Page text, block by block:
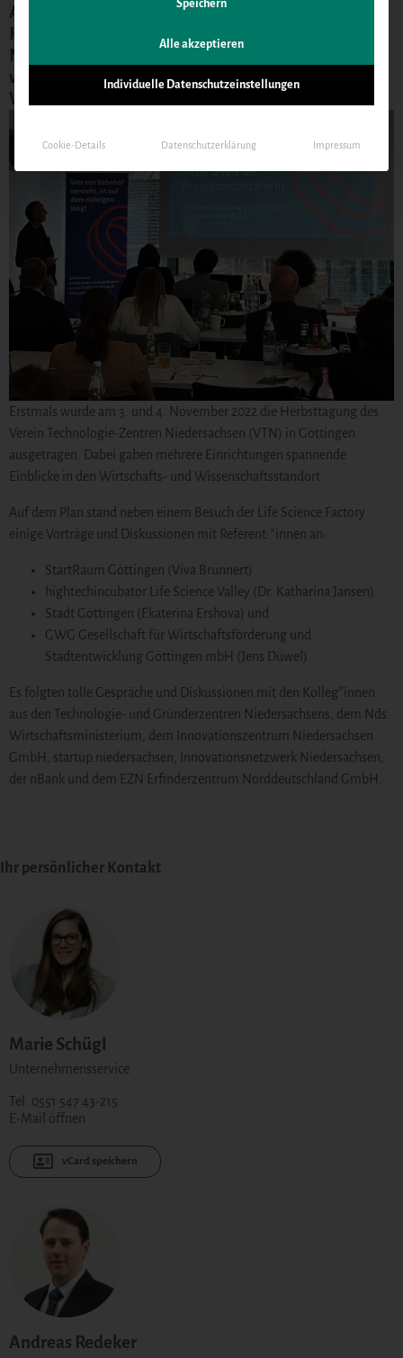
Am 3. und 4. November 2022 fand die
Herbsttagung des Verein Technologie-Zentren
Niedersachsen (VTN) in Göttingen statt. Dabei
wurden Spannende Einblicke in den
Wissenschaftsstandort Göttingen gegeben.
Erstmals wurde am 3. und 4. November 2022 die Herbsttagung des
Verein Technologie-Zentren Niedersachsen (VTN) in Göttingen
ausgetragen. Dabei gaben mehrere Einrichtungen spannende
Einblicke in den Wirtschafts- und Wissenschaftsstandort.
Auf dem Plan stand neben einem Besuch der Life Science Factory
einige Vorträge und Diskussionen mit Referent:*innen an:
StartRaum Göttingen (Viva Brunnert)
hightechincubator Life Science Valley (Dr. Katharina Jansen)
Stadt Göttingen (Ekaterina Ershova) und
GWG Gesellschaft für Wirtschaftsförderung und
Stadtentwicklung Göttingen mbH (Jens Düwel)
Es folgten tolle Gespräche und Diskussionen mit den Kolleg*innen
aus den Technologie- und Gründerzentren Niedersachsens, dem Nds.
Wirtschaftsministerium, dem Innovationszentrum Niedersachsen
GmbH, startup.niedersachsen, Innovationsnetzwerk Niedersachsen,
der nBank und dem EZN Erfinderzentrum Norddeutschland GmbH.
Ihr persönlicher Kontakt
Marie Schügl
Unternehmensservice
Tel. 0551 547 43-215
E-Mail öffnen
vCard speichern
Andreas Redeker
Speichern
Alle akzeptieren
Individuelle Datenschutzeinstellungen
Cookie-Details Datenschutzerklärung Impressum